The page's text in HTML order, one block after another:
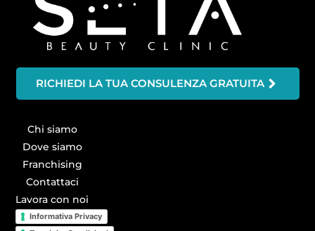
RICHIEDI LA TUA CONSULENZA GRATUITA
Chi siamo
Dove siamo
Franchising
Contattaci
Lavora con noi
Informativa Privacy